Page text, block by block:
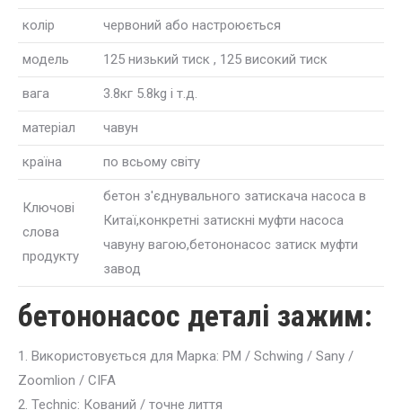
колір червоний або настроюється
модель 125 низький тиск , 125 високий тиск
вага 3.8кг 5.8kg і т.д.
матеріал чавун
країна по всьому світу
Ключові
слова
продукту
бетон з'єднувального затискача насоса в
Китаї,конкретні затискні муфти насоса
чавуну вагою,бетононасос затиск муфти
завод
бетононасос деталі зажим:
1. Використовується для Марка: PM / Schwing / Sany /
Zoomlion / CIFA
2. Technic: Кований / точне лиття